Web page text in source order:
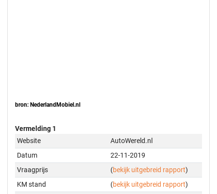
bron: NederlandMobiel.nl
Vermelding 1
Website
AutoWereld.nl
Datum
22-11-2019
Vraagprijs
(bekijk uitgebreid rapport)
KM stand
(bekijk uitgebreid rapport)